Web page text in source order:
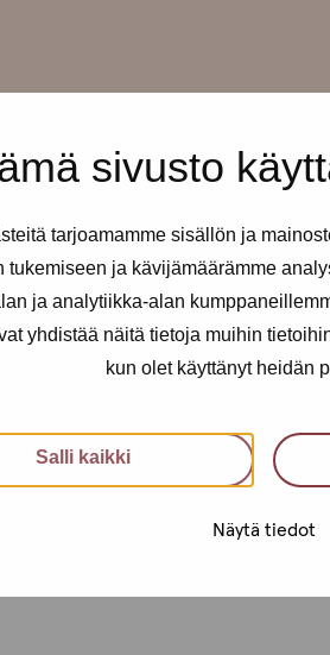
sivusto
tarjoamamme sisällön ja
tukemiseen ja kävijämäärämme
ja analytiikka-alan
yhdistää näitä tietoja muihin
kun olet käyttänyt heidän
Salli kaikki
Näytä tiedot
can stop by to chat with
and snacks.
issues with our nurse.
is a buzzer at the ground